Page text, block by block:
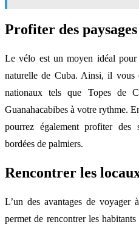
Profiter des
Le vélo est un moyen idéal pour
naturelle de Cuba. Ainsi, il vous
nationaux tels que Topes de
Guanahacabibes à votre rythme.
pourrez également profiter des
bordées de palmiers.
Rencontrer les
L’un des avantages de
permet de rencontrer les